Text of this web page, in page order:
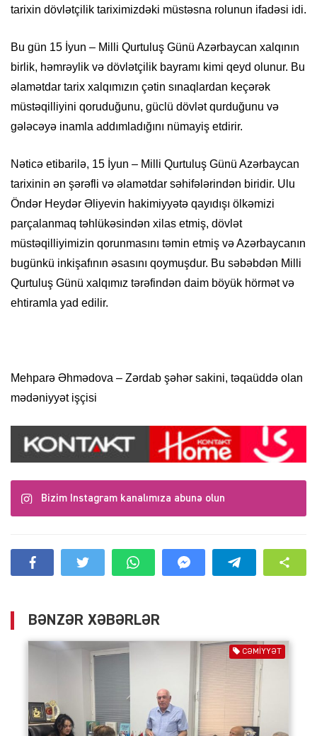
tarixin dövlətçilik tariximizdəki müstəsna rolunun ifadəsi idi.
Bu gün 15 İyun – Milli Qurtuluş Günü Azərbaycan xalqının
birlik, həmrəylik və dövlətçilik bayramı kimi qeyd olunur. Bu
əlamətdar tarix xalqımızın çətin sınaqlardan keçərək
müstəqilliyini qoruduğunu, güclü dövlət qurduğunu və
gələcəyə inamla addımladığını nümayiş etdirir.
Nəticə etibarilə, 15 İyun – Milli Qurtuluş Günü Azərbaycan
tarixinin ən şərəfli və əlamətdar səhifələrindən biridir. Ulu
Öndər Heydər Əliyevin hakimiyyətə qayıdışı ölkəmizi
parçalanmaq təhlükəsindən xilas etmiş, dövlət
müstəqilliyimizin qorunmasını təmin etmiş və Azərbaycanın
bugünkü inkişafının əsasını qoymuşdur. Bu səbəbdən Milli
Qurtuluş Günü xalqımız tərəfindən daim böyük hörmət və
ehtiramla yad edilir.
Mehparə Əhmədova – Zərdab şəhər sakini, təqaüddə olan
mədəniyyət işçisi
Bizim Instagram kanalımıza abunə olun
BƏNZƏR XƏBƏRLƏR
CƏMIYYƏT